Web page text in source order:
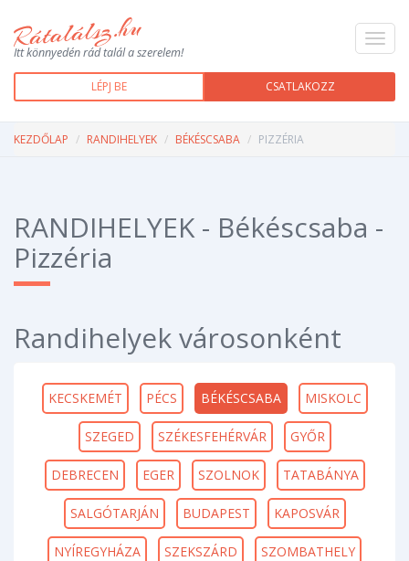
Itt könnyedén rád talál a szerelem!
LÉPJ BE CSATLAKOZZ
KEZDŐLAP RANDIHELYEK BÉKÉSCSABA PIZZÉRIA
RANDIHELYEK - Békéscsaba -
Pizzéria
Randihelyek városonként
KECSKEMÉT PÉCS BÉKÉSCSABA MISKOLC
SZEGED SZÉKESFEHÉRVÁR GYŐR
DEBRECEN EGER SZOLNOK TATABÁNYA
SALGÓTARJÁN BUDAPEST KAPOSVÁR
NYÍREGYHÁZA SZEKSZÁRD SZOMBATHELY